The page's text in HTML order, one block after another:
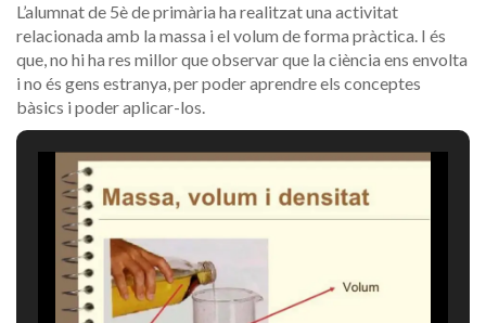
L’alumnat de 5è de primària ha realitzat una activitat
relacionada amb la massa i el volum de forma pràctica. I és
que, no hi ha res millor que observar que la ciència ens envolta
i no és gens estranya, per poder aprendre els conceptes
bàsics i poder aplicar-los.